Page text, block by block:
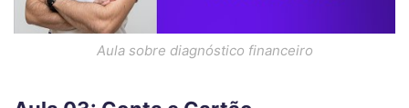
Aula sobre diagnóstico financeiro